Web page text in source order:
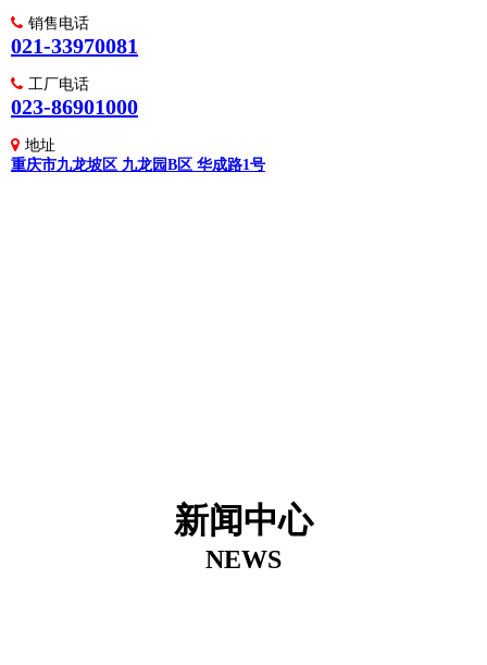
销售电话
021-33970081
工厂电话
023-86901000
地址
重庆市九龙坡区 九龙园B区 华成路1号
新闻中心
NEWS